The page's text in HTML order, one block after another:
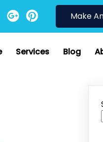
Make
Services Blog